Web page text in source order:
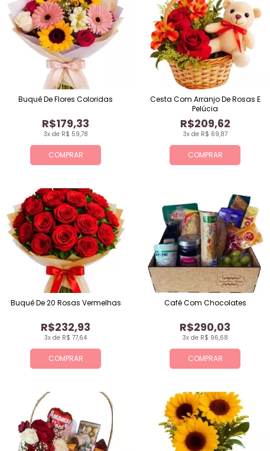
COMPRAR
3x de R$ 59,78
R$179,33
Buquê De Flores Coloridas
COMPRAR
3x de R$ 69,87
R$209,62
Cesta Com Arranjo De Rosas E
Pelúcia
COMPRAR
3x de R$ 77,64
R$232,93
Buquê De 20 Rosas Vermelhas
COMPRAR
3x de R$ 96,68
R$290,03
Café Com Chocolates